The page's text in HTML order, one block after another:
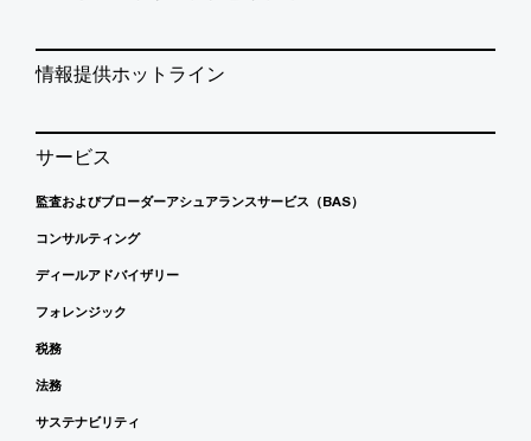
情報提供ホットライン
サービス
監査およびブローダーアシュアランスサービス（BAS）
コンサルティング
ディールアドバイザリー
フォレンジック
税務
法務
サステナビリティ